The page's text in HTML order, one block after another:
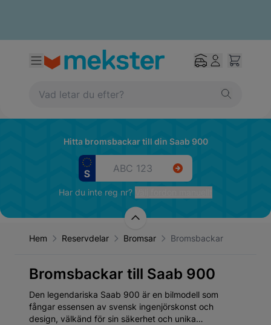
Hitta bromsbackar till din Saab 900
Har du inte reg nr?
Hem Reservdelar Bromsar Bromsbackar
Bromsbackar till Saab 900
Den legendariska Saab 900 är en bilmodell som
fångar essensen av svensk ingenjörskonst och
design, välkänd för sin säkerhet och unika